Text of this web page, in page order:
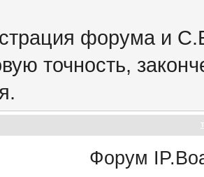
форума и
точность,
Форум